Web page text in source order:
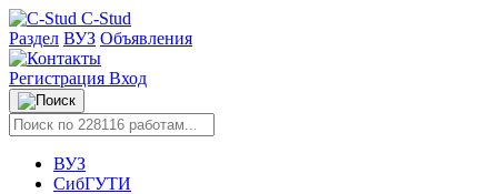
C-Stud
Раздел ВУЗ Объявления
Регистрация Вход
ВУЗ
СибГУТИ